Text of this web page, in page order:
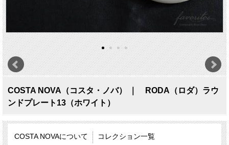
COSTA NOVA（コスタ・ノバ） ｜ RODA（ロダ）ラウ
ンドプレート13（ホワイト）
COSTA NOVAについて コレクション一覧